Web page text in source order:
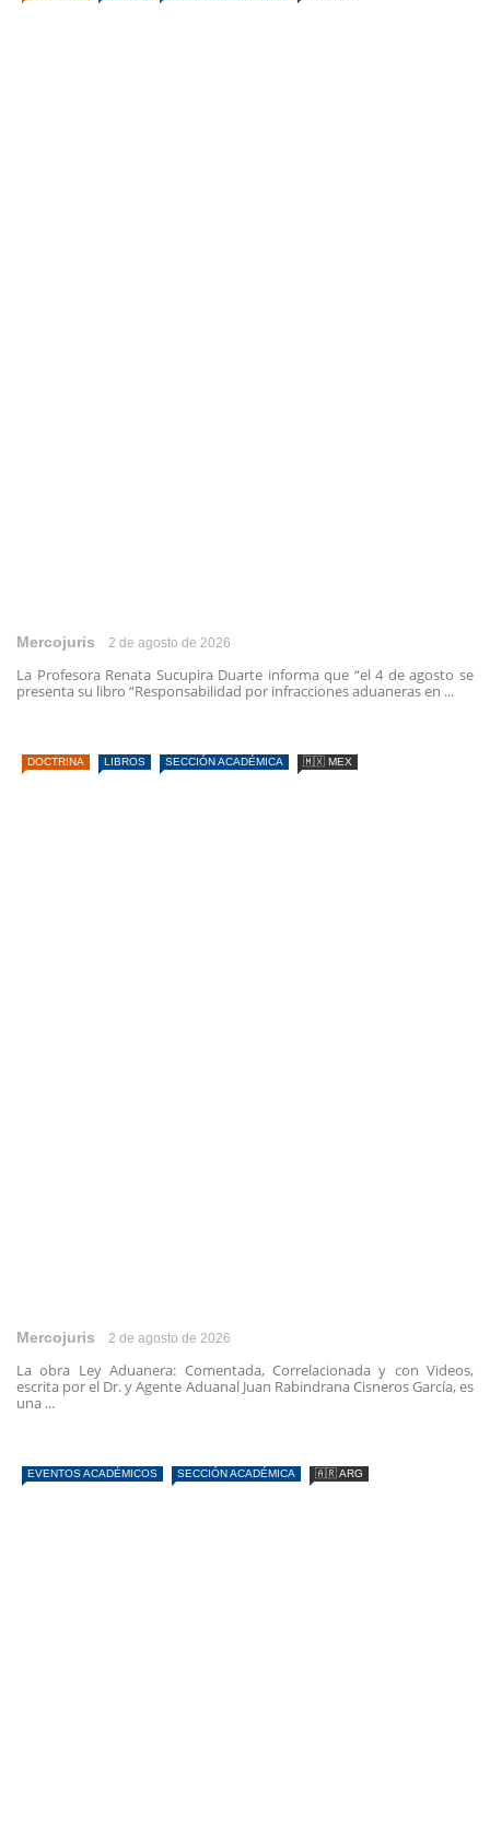
Mercojuris 2 de agosto de 2026
La Profesora Renata Sucupira Duarte informa que “el 4 de agosto se
presenta su libro “Responsabilidad por infracciones aduaneras en ...
DOCTRINA LIBROS SECCIÓN ACADÉMICA 🇲🇽 MEX
Mercojuris 2 de agosto de 2026
La obra Ley Aduanera: Comentada, Correlacionada y con Videos,
escrita por el Dr. y Agente Aduanal Juan Rabindrana Cisneros García, es
una ...
EVENTOS ACADÉMICOS SECCIÓN ACADÉMICA 🇦🇷 ARG